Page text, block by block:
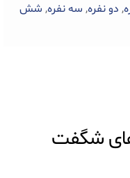
,دو نفره,سه نفره,شش
شگفت